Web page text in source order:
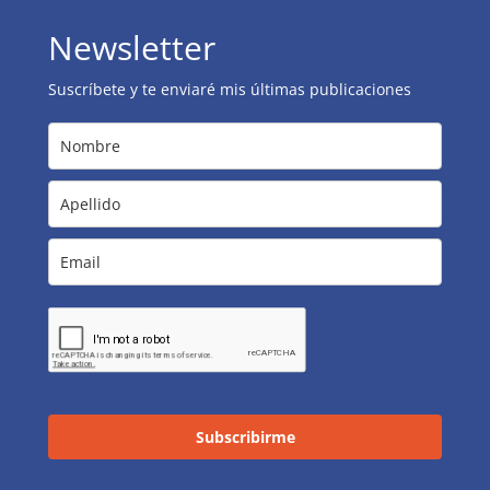
Newsletter
Suscríbete y te enviaré mis últimas publicaciones
Subscribirme